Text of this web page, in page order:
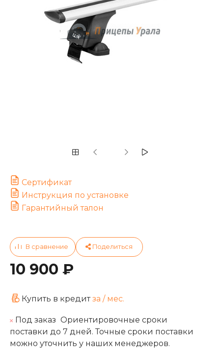
Сертификат
Инструкция по установке
Гарантийный талон
10 900 ₽
Купить в кредитза / мес.
Под заказ Ориентировочные сроки
поставки до 7 дней. Точные сроки поставки
можно уточнить у наших менеджеров.